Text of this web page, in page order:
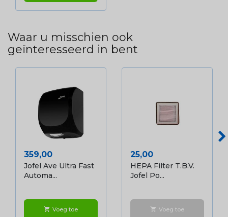
Waar u misschien ook
geïnteresseerd in bent
Prijs
359,00
Jofel Ave Ultra Fast
Automa...
shopping_cart Voeg toe
Prijs
25,00
HEPA Filter T.b.v.
Jofel Po...
shopping_cart Voeg toe